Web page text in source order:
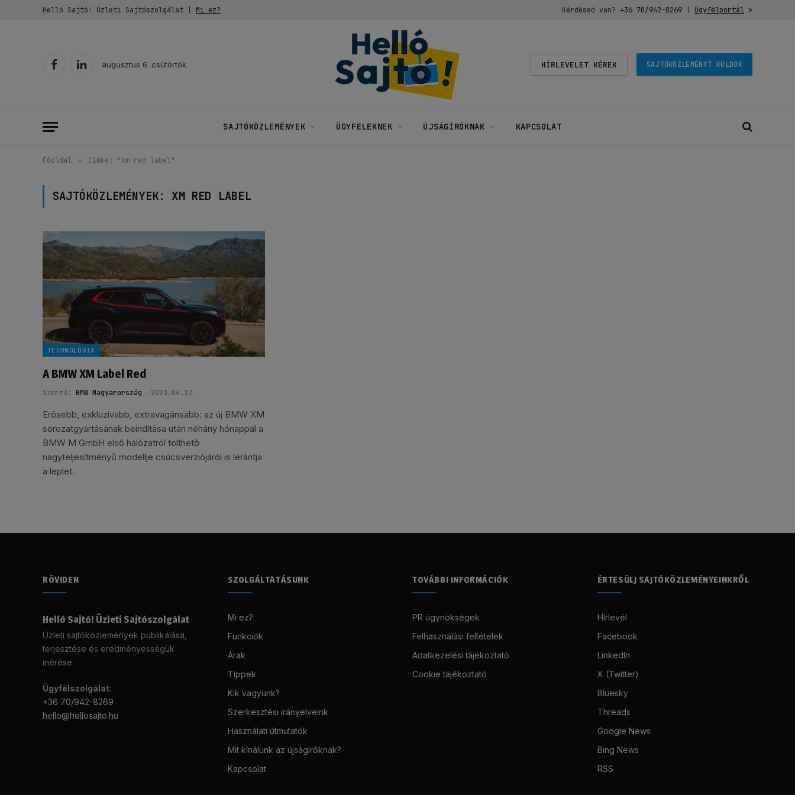
Helló Sajtó! Üzleti Sajtószolgálat | Mi ez? Kérdésed van? +36 70/942-8269| Ügyfélportál»
FacebookLinkedIn
augusztus 6. csütörtök HÍRLEVELET KÉREK SAJTÓKÖZLEMÉNYT KÜLDÖK
SAJTÓKÖZLEMÉNYEK ÜGYFELEKNEK ÚJSÁGÍRÓKNAK KAPCSOLAT
Főoldal » Címke: "xm red label"
SAJTÓKÖZLEMÉNYEK:XM RED LABEL
TECHNOLÓGIA
A BMW XM Label Red
Szerző: BMW Magyarország 2023.04.12.
Erősebb, exkluzívabb, extravagánsabb: az új BMW XM
sorozatgyártásának beindítása után néhány hónappal a
BMW M GmbH első hálózatról tölthető
nagyteljesítményű modellje csúcsverziójáról is lerántja
a leplet.
RÖVIDEN
Helló Sajtó! Üzleti Sajtószolgálat
Üzleti sajtóközlemények publikálása,
terjesztése és eredményességük
mérése.
Ügyfélszolgálat:
+36 70/942-8269
hello@hellosajto.hu
SZOLGÁLTATÁSUNK
Mi ez?
Funkciók
Árak
Tippek
Kik vagyunk?
Szerkesztési irányelveink
Használati útmutatók
Mit kínálunk az újságíróknak?
Kapcsolat
TOVÁBBI INFORMÁCIÓK
PR ügynökségek
Felhasználási feltételek
Adatkezelési tájékoztató
Cookie tájékoztató
ÉRTESÜLJ SAJTÓKÖZLEMÉNYEINKRŐL
Hírlevél
Facebook
LinkedIn
X (Twitter)
Bluesky
Threads
Google News
Bing News
RSS